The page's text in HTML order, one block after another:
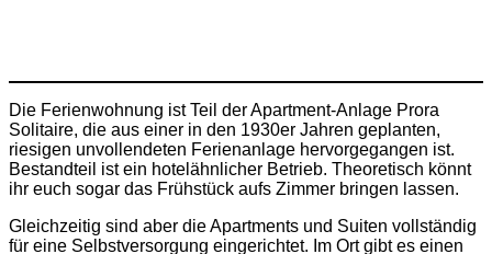
Die Ferienwohnung ist Teil der Apartment-Anlage Prora
Solitaire, die aus einer in den 1930er Jahren geplanten,
riesigen unvollendeten Ferienanlage hervorgegangen ist.
Bestandteil ist ein hotelähnlicher Betrieb. Theoretisch könnt
ihr euch sogar das Frühstück aufs Zimmer bringen lassen.
Gleichzeitig sind aber die Apartments und Suiten vollständig
für eine Selbstversorgung eingerichtet. Im Ort gibt es einen